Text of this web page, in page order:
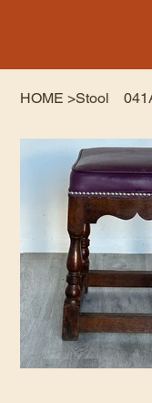
HOME >Stool